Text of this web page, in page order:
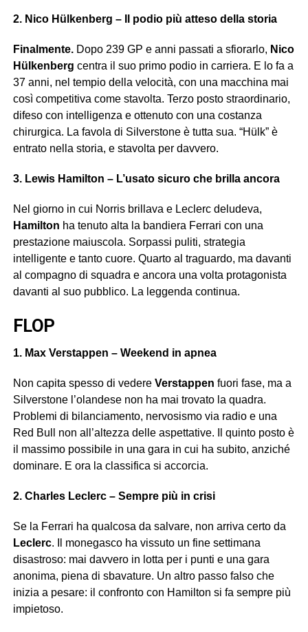
2. Nico Hülkenberg – Il podio più atteso della storia
Finalmente.Dopo 239 GP e anni passati a sfiorarlo, Nico
Hülkenberg centra il suo primo podio in carriera. E lo fa a
37 anni, nel tempio della velocità, con una macchina mai
così competitiva come stavolta. Terzo posto straordinario,
difeso con intelligenza e ottenuto con una costanza
chirurgica. La favola di Silverstone è tutta sua. “Hülk” è
entrato nella storia, e stavolta per davvero.
3. Lewis Hamilton – L’usato sicuro che brilla ancora
Nel giorno in cui Norris brillava e Leclerc deludeva,
Hamilton ha tenuto alta la bandiera Ferrari con una
prestazione maiuscola. Sorpassi puliti, strategia
intelligente e tanto cuore. Quarto al traguardo, ma davanti
al compagno di squadra e ancora una volta protagonista
davanti al suo pubblico. La leggenda continua.
FLOP
1. Max Verstappen – Weekend in apnea
Non capita spesso di vedere Verstappen fuori fase, ma a
Silverstone l’olandese non ha mai trovato la quadra.
Problemi di bilanciamento, nervosismo via radio e una
Red Bull non all’altezza delle aspettative. Il quinto posto è
il massimo possibile in una gara in cui ha subito, anziché
dominare. E ora la classifica si accorcia.
2. Charles Leclerc – Sempre più in crisi
Se la Ferrari ha qualcosa da salvare, non arriva certo da
Leclerc. Il monegasco ha vissuto un fine settimana
disastroso: mai davvero in lotta per i punti e una gara
anonima, piena di sbavature. Un altro passo falso che
inizia a pesare: il confronto con Hamilton si fa sempre più
impietoso.